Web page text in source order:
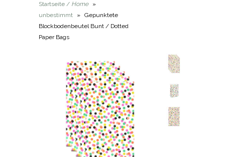
Startseite / Home
»
unbestimmt
» Gepunktete
Blockbodenbeutel Bunt / Dotted
Paper Bags